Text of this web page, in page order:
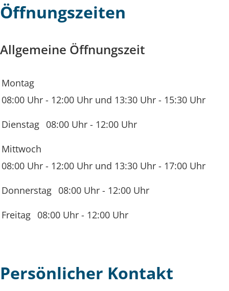
Öffnungszeiten
Allgemeine Öffnungszeit
Montag
08:00 Uhr - 12:00 Uhr und 13:30 Uhr - 15:30 Uhr
Dienstag 08:00 Uhr - 12:00 Uhr
Mittwoch
08:00 Uhr - 12:00 Uhr und 13:30 Uhr - 17:00 Uhr
Donnerstag 08:00 Uhr - 12:00 Uhr
Freitag 08:00 Uhr - 12:00 Uhr
Persönlicher Kontakt